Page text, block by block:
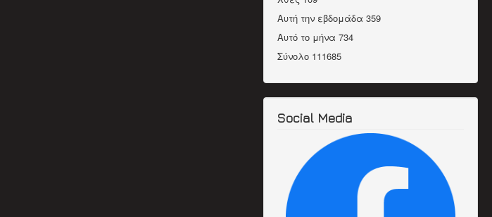
Αυτή την εβδομάδα 359
Αυτό το μήνα 734
Σύνολο 111685
Social Media